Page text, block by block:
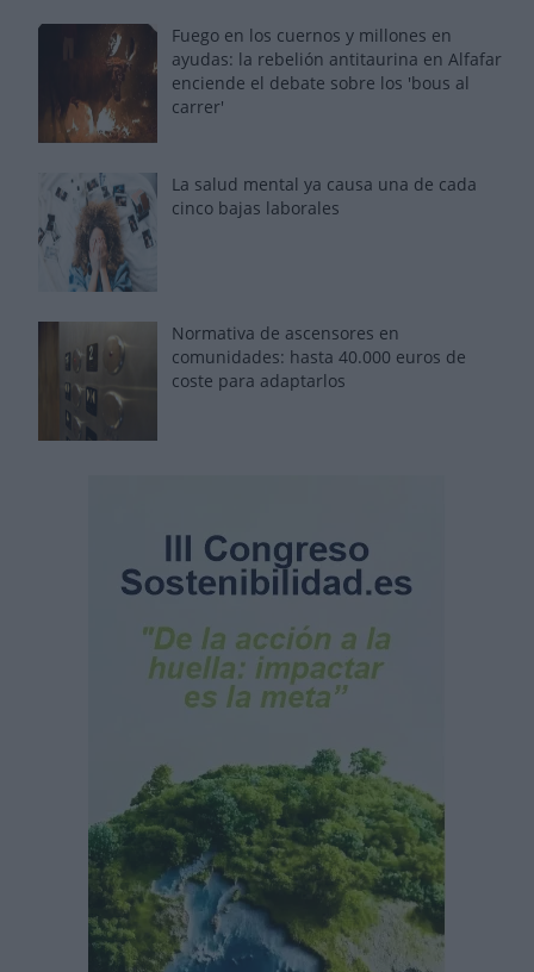
Fuego en los cuernos y millones en
ayudas: la rebelión antitaurina en Alfafar
enciende el debate sobre los 'bous al
carrer'
La salud mental ya causa una de cada
cinco bajas laborales
Normativa de ascensores en
comunidades: hasta 40.000 euros de
coste para adaptarlos